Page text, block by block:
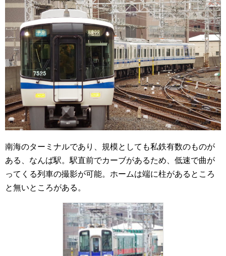
南海のターミナルであり、規模としても私鉄有数のものが
ある、なんば駅。駅直前でカーブがあるため、低速で曲が
ってくる列車の撮影が可能。ホームは端に柱があるところ
と無いところがある。